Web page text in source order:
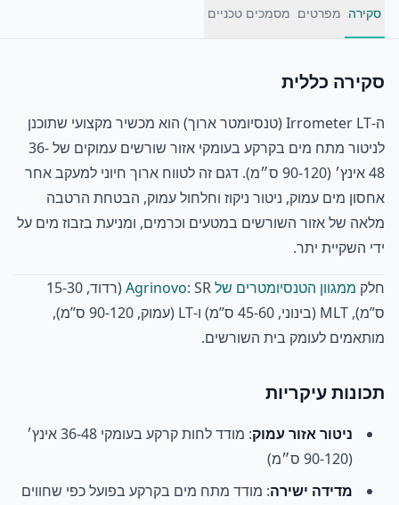
סקירה מפרטים מסמכים טכניים
סקירה כללית
ה-Irrometer LT (טנסיומטר ארוך) הוא מכשיר מקצועי שתוכנן
לניטור מתח מים בקרקע בעומקי אזור שורשים עמוקים של 36-
48 אינץ׳ (90-120 ס״מ). דגם זה לטווח ארוך חיוני למעקב אחר
אחסון מים עמוק, ניטור ניקוז וחלחול עמוק, הבטחת הרטבה
מלאה של אזור השורשים במטעים וכרמים, ומניעת בזבוז מים על
ידי השקיית יתר.
חלק ממגוון הטנסיומטרים של Agrinovo
: SR (רדוד, 15-30
ס”מ), MLT (בינוני, 45-60 ס”מ) ו-LT (עמוק, 90-120 ס”מ),
מותאמים לעומק בית השורשים.
תכונות עיקריות
ניטור אזור עמוק
: מודד לחות קרקע בעומקי 36-48 אינץ׳
(90-120 ס״מ)
מדידה ישירה: מודד מתח מים בקרקע בפועל כפי שחווים